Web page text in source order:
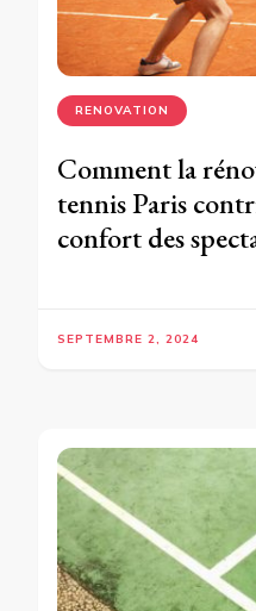
RENOVATION
Comment la
tennis Paris
confort des
SEPTEMBRE 2, 2024